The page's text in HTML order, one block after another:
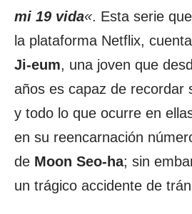
mi 19 vida«. Esta serie
la plataforma Netflix,
Ji-eum, una joven que
años es capaz de recordar
y todo lo que ocurre en
en su reencarnación
de Moon Seo-ha; sin
un trágico accidente de